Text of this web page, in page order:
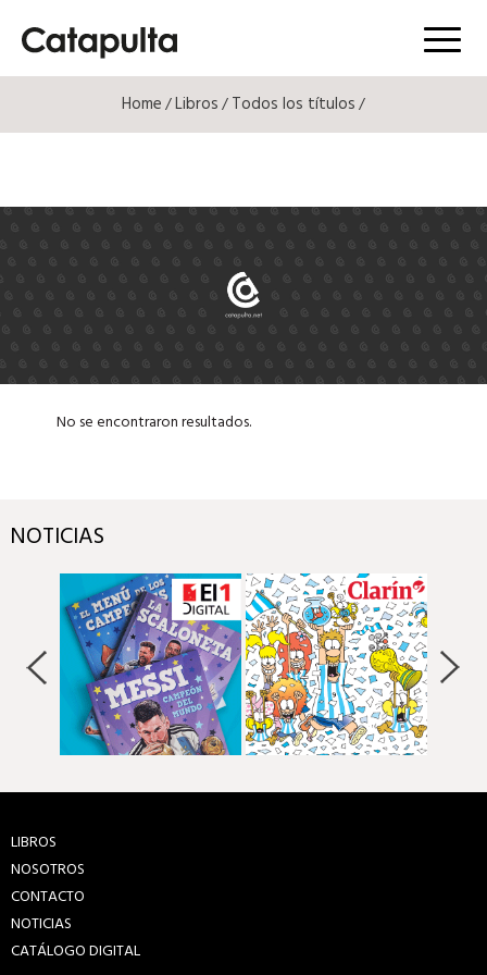
Menú
Home/Libros/Todos los títulos/
No se encontraron resultados.
NOTICIAS
LIBROS
NOSOTROS
CONTACTO
NOTICIAS
CATÁLOGO DIGITAL